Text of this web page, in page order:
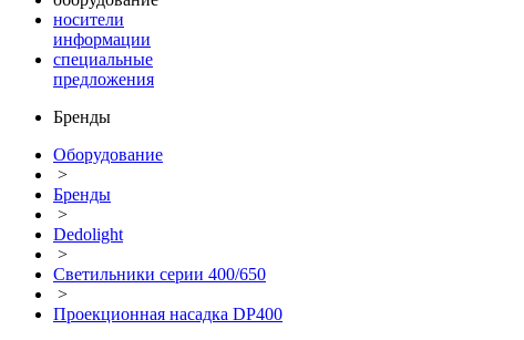
носители
информации
специальные
предложения
Бренды
Оборудование
>
Бренды
>
Dedolight
>
Светильники серии 400/650
>
Проекционная насадка DP400